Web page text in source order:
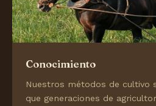
Conocimiento
Nuestros métodos de cultivo
que generaciones de